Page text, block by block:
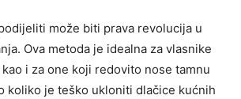
može biti prava revolucija u
Ova metoda je idealna za vlasnike
i za one koji redovito nose tamnu
koliko je teško ukloniti dlačice kućnih